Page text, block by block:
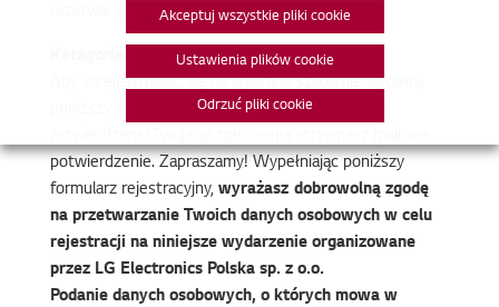
Brak kategorii
Aby zarejestrować się na wybrane szkolenie wypełnij
poniższy formularz rejestracyjny. Po przesłaniu i
potwierdzenie. Zapraszamy! Wypełniając poniższy
formularz rejestracyjny, wyrażasz dobrowolną zgodę
na przetwarzanie Twoich danych osobowych w celu
rejestracji na niniejsze wydarzenie organizowane
przez LG Electronics Polska sp. z o.o.
Podanie danych osobowych, o których mowa w
Akceptuj wszystkie pliki cookie
Ustawienia plików cookie
Odrzuć pliki cookie